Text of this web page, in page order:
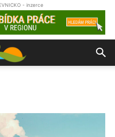
- inzerce